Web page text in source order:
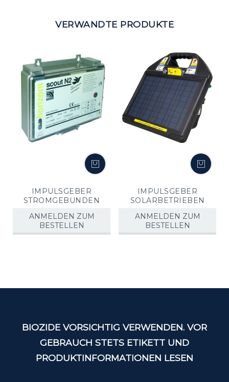
VERWANDTE PRODUKTE
IMPULSGEBER
STROMGEBUNDEN
ANMELDEN ZUM
BESTELLEN
IMPULSGEBER
SOLARBETRIEBEN
ANMELDEN ZUM
BESTELLEN
BIOZIDE VORSICHTIG VERWENDEN. VOR
GEBRAUCH STETS ETIKETT UND
PRODUKTINFORMATIONEN LESEN